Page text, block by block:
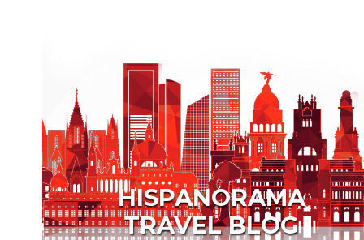
HISPANORAMA
TRAVEL BLOG